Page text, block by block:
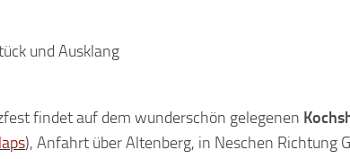
und Ausklang
findet auf dem wunderschön gelegenen
), Anfahrt über Altenberg, in Neschen Richtung